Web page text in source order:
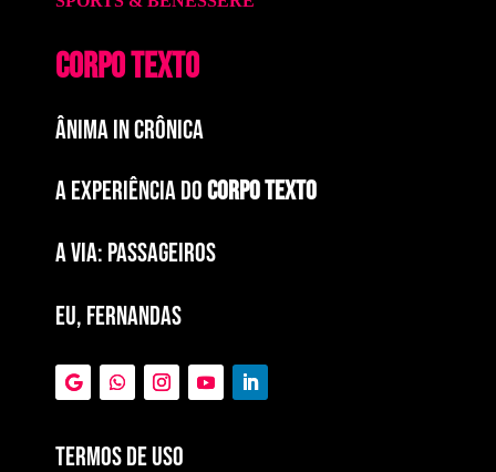
CORPO TEXTO
ÂNIMA IN CRÔNICA
A EXPERIÊNCIA DOCORPO TEXTO
a via: paSSAGEIROS
EU, FERNANDAS
Termos de Uso